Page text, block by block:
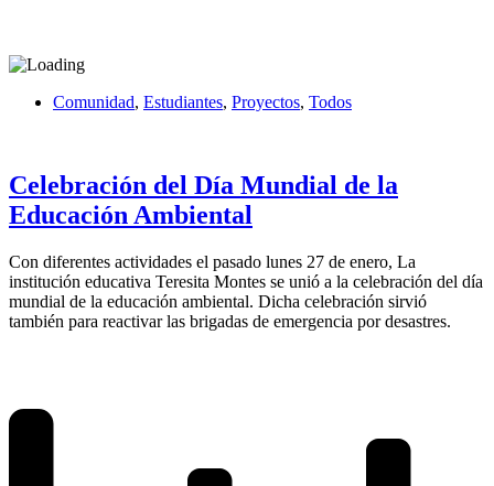
Comunidad, Estudiantes, Proyectos, Todos
Celebración del Día Mundial de la
Educación Ambiental
Con diferentes actividades el pasado lunes 27 de enero, La
institución educativa Teresita Montes se unió a la celebración del día
mundial de la educación ambiental. Dicha celebración sirvió
también para reactivar las brigadas de emergencia por desastres.